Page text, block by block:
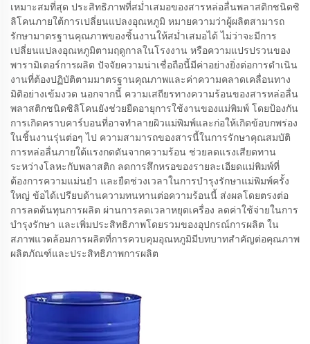
เหมาะสมที่สุด ประสิทธิภาพที่สม่ำเสมอของสารหล่อลื่นพลาสติกชนิดซิ
ลิโคนภายใต้การเปลี่ยนแปลงอุณหภูมิ หมายความว่าผู้ผลิตสามารถ
รักษามาตรฐานคุณภาพของชิ้นงานให้สม่ำเสมอได้ ไม่ว่าจะมีการ
เปลี่ยนแปลงอุณหภูมิตามฤดูกาลในโรงงาน หรือความแปรปรวนของ
พารามิเตอร์การผลิต ปัจจัยความน่าเชื่อถือนี้มีค่าอย่างยิ่งต่อการดำเนิน
งานที่ต้องปฏิบัติตามมาตรฐานคุณภาพและค่าความคลาดเคลื่อนทาง
มิติอย่างเข้มงวด นอกจากนี้ ความเสถียรทางความร้อนของสารหล่อลื่น
พลาสติกชนิดซิลิโคนยังช่วยยืดอายุการใช้งานของแม่พิมพ์ โดยป้องกัน
การเกิดคราบคาร์บอนที่อาจทำลายผิวแม่พิมพ์และก่อให้เกิดข้อบกพร่อง
ในชิ้นงานรุ่นต่อๆ ไป ความสามารถของสารนี้ในการรักษาคุณสมบัติ
การหล่อลื่นภายใต้แรงกดดันจากความร้อน ช่วยลดแรงเสียดทาน
ระหว่างโลหะกับพลาสติก ลดการสึกหรอของรายละเอียดแม่พิมพ์ที่
ต้องการความแม่นยำ และยืดช่วงเวลาในการบำรุงรักษาแม่พิมพ์ครั้ง
ใหญ่ ข้อได้เปรียบด้านความทนทานต่อความร้อนนี้ ส่งผลโดยตรงต่อ
การลดต้นทุนการผลิต ผ่านการลดเวลาหยุดเครื่อง ลดค่าใช้จ่ายในการ
บำรุงรักษา และเพิ่มประสิทธิภาพโดยรวมของอุปกรณ์การผลิต ใน
สภาพแวดล้อมการผลิตที่การควบคุมอุณหภูมิมีบทบาทสำคัญต่อคุณภาพ
ผลิตภัณฑ์และประสิทธิภาพการผลิต